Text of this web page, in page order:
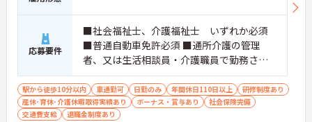
応募要件
■社会福祉士、介護福祉士 いずれか必須
■普通自動車免許必須 ■通所介護の管理
者、又は生活相談員・介護職員で勤務され
たことがある方尚可
駅から徒歩10分以内 車通勤可 日勤のみ 年間休日110日以上
研修制度あり
産休･育休･介護休暇取得実績あり
ボーナス・賞与あり
社会保険完備
交通費支給
退職金制度あり